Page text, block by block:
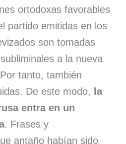
ortodoxas favorables
partido emitidas en los
son tomadas
a la nueva
tanto, también
De este modo,
la
entra en un
. Frases y
antaño habían sido